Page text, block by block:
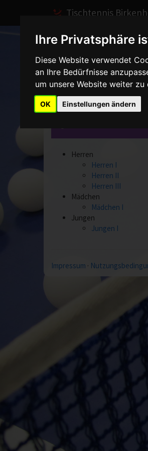
Ihre Privatsphäre
Diese Website verwendet
an Ihre Bedürfnisse
um unsere Website weiter zu
OK Einstellungen ändern
Tischtennis
Home Spiele 2002/2003
Herren
Herren I
Herren II
Herren III
Mädchen
Mädchen I
Jungen
Jungen I
Impressum ·